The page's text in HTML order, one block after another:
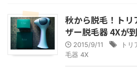
秋から脱毛！トリ
ザー脱毛器 4Xが
2015/9/11
ト
毛器 4X